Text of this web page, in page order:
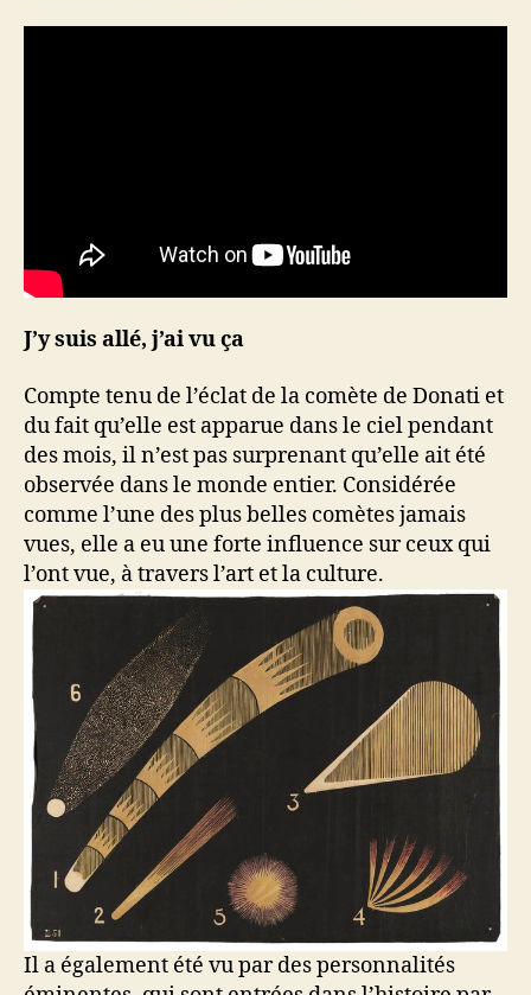
J’y suis allé, j’ai vu ça
Compte tenu de l’éclat de la comète de Donati et
du fait qu’elle est apparue dans le ciel pendant
des mois, il n’est pas surprenant qu’elle ait été
observée dans le monde entier. Considérée
comme l’une des plus belles comètes jamais
vues, elle a eu une forte influence sur ceux qui
l’ont vue, à travers l’art et la culture.
Il a également été vu par des personnalités